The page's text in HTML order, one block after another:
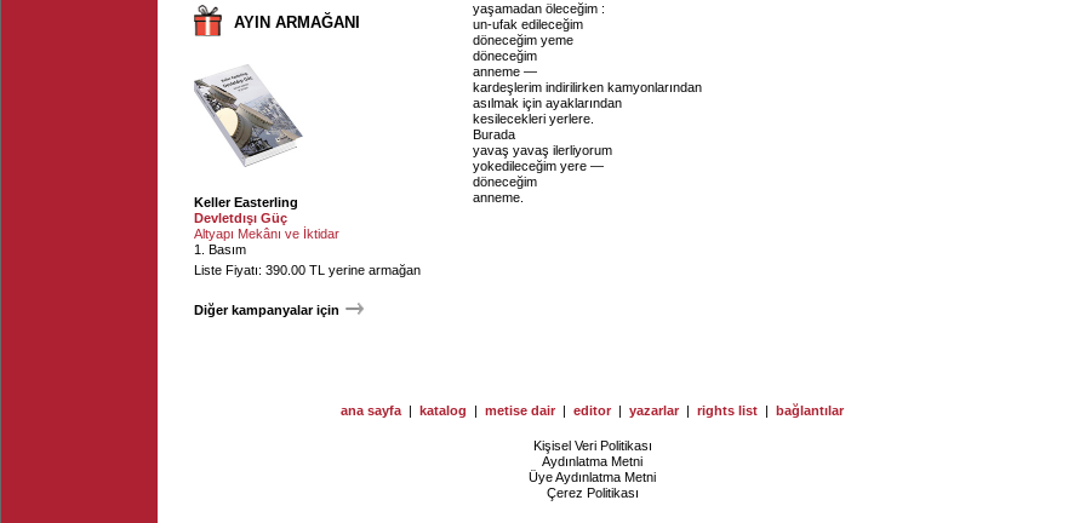
AYIN ARMAĞANI
Keller Easterling
Devletdışı Güç
Altyapı Mekânı ve İktidar
1. Basım
Liste Fiyatı: 390.00 TL yerine armağan
Diğer kampanyalar için
yaşamadan öleceğim :
un-ufak edileceğim
döneceğim yeme
döneceğim
anneme —
kardeşlerim indirilirken kamyonlarından
asılmak için ayaklarından
kesilecekleri yerlere.
Burada
yavaş yavaş ilerliyorum
yokedileceğim yere —
döneceğim
anneme.
ana sayfa | katalog | metise dair | editor | yazarlar | rights list | bağlantılar
Kişisel Veri Politikası
Aydınlatma Metni
Üye Aydınlatma Metni
Çerez Politikası